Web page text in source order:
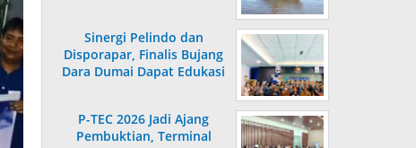
Sinergi Pelindo dan
Disporapar, Finalis Bujang
Dara Dumai Dapat Edukasi
P-TEC 2026 Jadi Ajang
Pembuktian, Terminal